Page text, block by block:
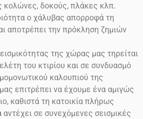
κολώνες, δοκούς, πλάκες κλπ.
ο χάλυβας απορροφά τη
αποτρέπει την πρόκληση ζημιών
της χώρας μας τηρείται
του κτιρίου και σε συνδυασμό
καλουπιού της
επιτρέπει να έχουμε ένα αμιγώς
καθιστά τη κατοικία πλήρως
αντέχει σε συνεχόμενες σεισμικές